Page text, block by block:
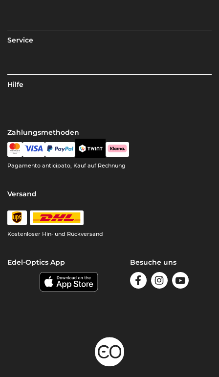
Service
Hilfe
Zahlungsmethoden
Pagamento anticipato, Kauf auf Rechnung
Versand
Kostenloser Hin- und Rückversand
Edel-Optics App Besuche uns